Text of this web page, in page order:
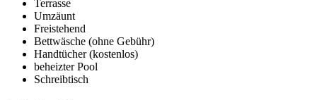
Terrasse
Umzäunt
Freistehend
Bettwäsche (ohne Gebühr)
Handtücher (kostenlos)
beheizter Pool
Schreibtisch